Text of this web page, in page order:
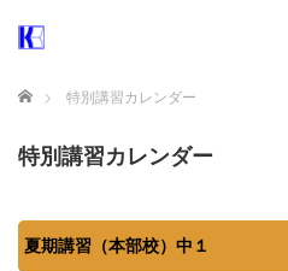
ホーム 特別講習カレンダー
特別講習カレンダー
夏期講習（本部校）中１